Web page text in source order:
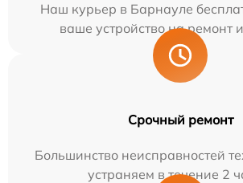
Наш курьер в Барнауле
ваше устройство на ремонт
Срочный ремонт
Большинство неисправностей
устраняем в течение 2